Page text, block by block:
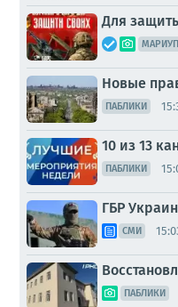
Для
Новые
ПАБЛИКИ
10 из 13
ПАБЛИКИ
ГБР
СМИ
ПАБЛИКИ